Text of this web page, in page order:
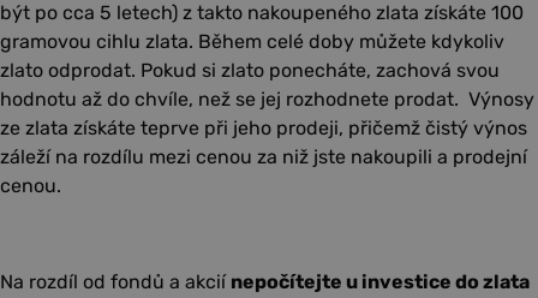
být po cca 5 letech) z takto nakoupeného zlata získáte 100
gramovou cihlu zlata. Během celé doby můžete kdykoliv
zlato odprodat. Pokud si zlato ponecháte, zachová svou
hodnotu až do chvíle, než se jej rozhodnete prodat. Výnosy
ze zlata získáte teprve při jeho prodeji, přičemž čistý výnos
záleží na rozdílu mezi cenou za niž jste nakoupili a prodejní
cenou.
Na rozdíl od fondů a akcií nepočítejte u investice do zlata